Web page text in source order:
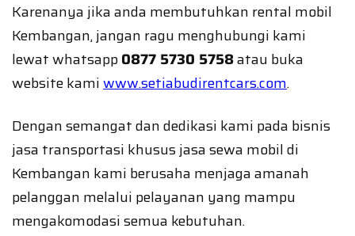
Karenanya jika anda membutuhkan rental mobil
Kembangan, jangan ragu menghubungi kami
lewat whatsapp0877 5730 5758atau buka
website kamiwww.setiabudirentcars.com.
Dengan semangat dan dedikasi kami pada bisnis
jasa transportasi khusus jasa sewa mobil di
Kembangan kami berusaha menjaga amanah
pelanggan melalui pelayanan yang mampu
mengakomodasi semua kebutuhan.